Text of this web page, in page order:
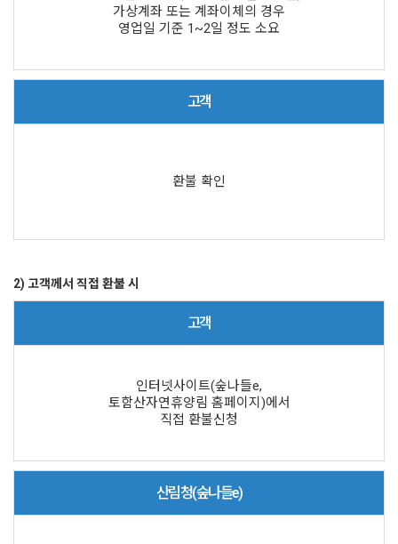
가상계좌 또는 계좌이체의 경우
영업일 기준 1~2일 정도 소요
고객
환불 확인
2) 고객께서 직접 환불 시
고객
인터넷사이트(숲나들e,
토함산자연휴양림 홈페이지)에서
직접 환불신청
산림청(숲나들e)